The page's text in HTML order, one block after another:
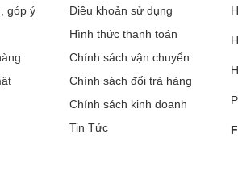
có thể đặt case ở dưới hay bên trên
dùng.
góp ý
Điều khoản sử dụng
Hình thức thanh toán
Chính sách vận chuyển
Chính sách đổi trả hàng
Chính sách kinh doanh
Tin Tức